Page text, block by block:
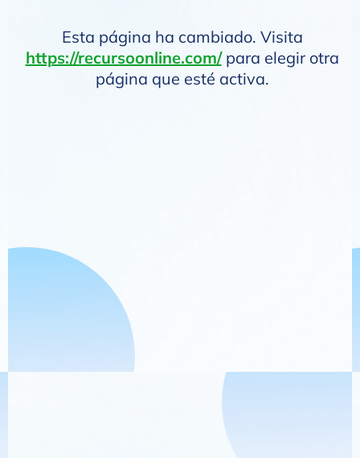
Esta página ha cambiado. Visita
https://recursoonline.com/ para elegir otra
página que esté activa.